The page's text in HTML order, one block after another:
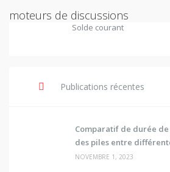
moteurs de discussions
Solde courant
Publications récentes
Comparatif de durée
des piles entre
NOVEMBRE 1, 2023